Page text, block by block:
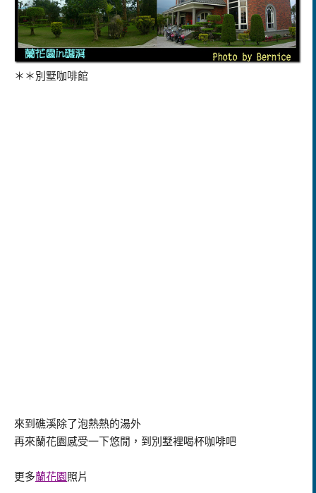
＊＊別墅咖啡館
來到礁溪除了泡熱熱的湯外
再來蘭花園感受一下悠閒，到別墅裡喝杯咖啡吧
更多蘭花園 照片